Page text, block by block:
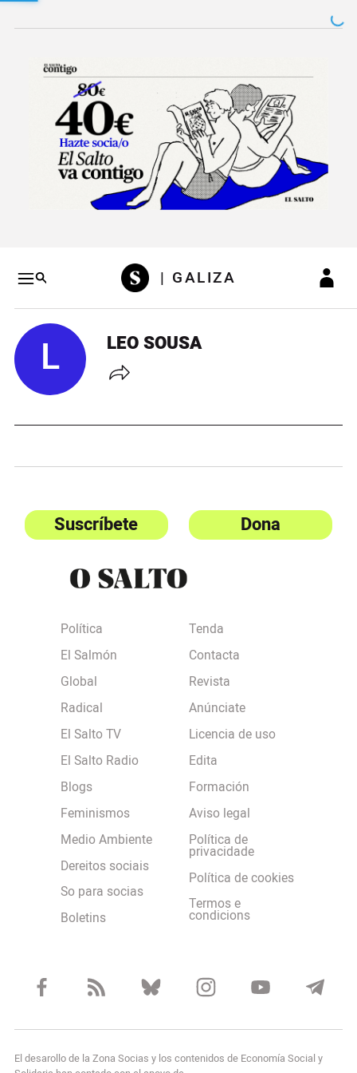
Salto a contenido
| GALIZA
L LEO SOUSA
Suscríbete Dona
Política
El Salmón
Global
Radical
El Salto TV
El Salto Radio
Blogs
Feminismos
Medio Ambiente
Dereitos sociais
So para socias
Boletins
Tenda
Contacta
Revista
Anúnciate
Licencia de uso
Edita
Formación
Aviso legal
Política de
privacidade
Política de cookies
Termos e
condicions
El desarollo de la Zona Socias y los contenidos de Economía Social y